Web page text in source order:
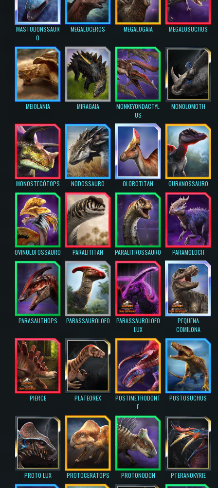
MASTODONSSAUR
O
MEGALOCEROS MEGALOGAIA MEGALOSUCHUS
MEIOLANIA MIRAGAIA
MONKEYONDACTYL
US
MONOLOMOTH
MONOSTEGÓTOPS NODOSSAURO OLOROTITAN OURANOSSAURO
OVINOLOFOSSAURO PARALITITAN PARALITROSSAURO PARAMOLOCH
PARASAUTHOPS PARASSAUROLOFO
PARASSAUROLOFO
LUX
PEQUENA
COMILONA
PIERCE PLATEOREX
POSTIMETRODONT
E
POSTOSUCHUS
PROTO LUX PROTOCERATOPS PROTONODON PTERANOKYRIE